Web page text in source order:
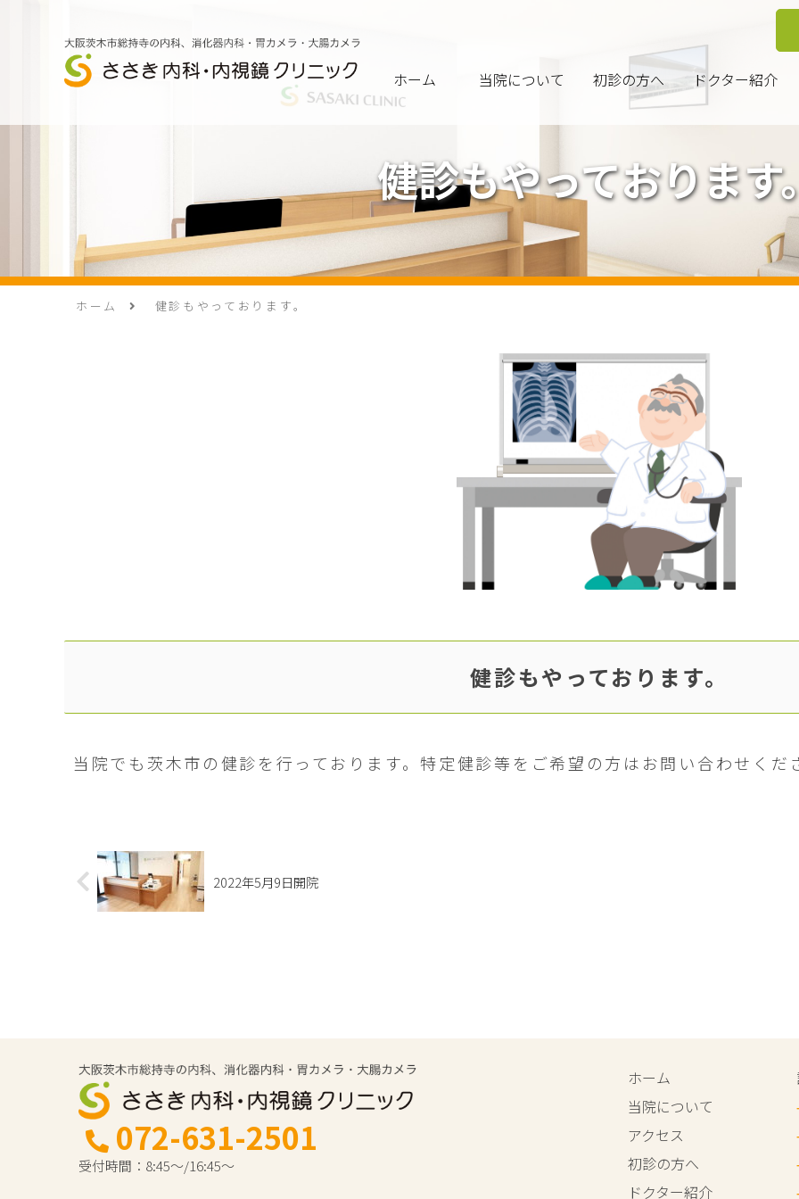
ホーム 当院について 初診の方へ ドクター紹介
健診もやっております
ホーム 健診もやっております。
健診もやっております。
当院でも茨木市の健診を行っております。特定健診等をご希望の方はお問い合わせくだ
2022年5月9日開院
072-631-2501
受付時間：8:45～/16:45～
ホーム
当院について
アクセス
初診の方へ
ドクター紹介